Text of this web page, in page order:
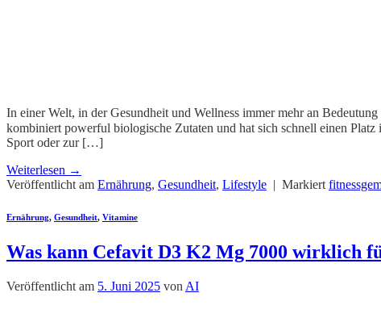
In einer Welt, in der Gesundheit und Wellness immer mehr an
kombiniert powerful biologische Zutaten und hat sich schnell einen Platz
Sрort oder zur […]
Weiterlesen →
Veröffentlicht am Ernährung, Gesundheit, Lifestyle | Markiert
Ernährung, Gesundheit, Vitamine
Was kann Cefavit D3 K2 Mg 7000 wirklich
Veröffentlicht am 5. Juni 2025 von AI